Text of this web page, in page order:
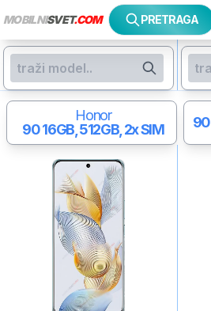
MOBILNISVET.COM PRETRAGA
Honor
9016GB, 512GB, 2x SIM
90